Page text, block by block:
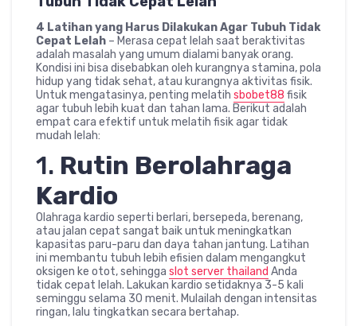
4 Latihan yang Harus Dilakukan Agar Tubuh Tidak
Cepat Lelah – Merasa cepat lelah saat beraktivitas
adalah masalah yang umum dialami banyak orang.
Kondisi ini bisa disebabkan oleh kurangnya stamina, pola
hidup yang tidak sehat, atau kurangnya aktivitas fisik.
Untuk mengatasinya, penting melatih sbobet88 fisik
agar tubuh lebih kuat dan tahan lama. Berikut adalah
empat cara efektif untuk melatih fisik agar tidak
mudah lelah:
1. Rutin Berolahraga
Kardio
Olahraga kardio seperti berlari, bersepeda, berenang,
atau jalan cepat sangat baik untuk meningkatkan
kapasitas paru-paru dan daya tahan jantung. Latihan
ini membantu tubuh lebih efisien dalam mengangkut
oksigen ke otot, sehingga slot server thailand Anda
tidak cepat lelah. Lakukan kardio setidaknya 3-5 kali
seminggu selama 30 menit. Mulailah dengan intensitas
ringan, lalu tingkatkan secara bertahap.